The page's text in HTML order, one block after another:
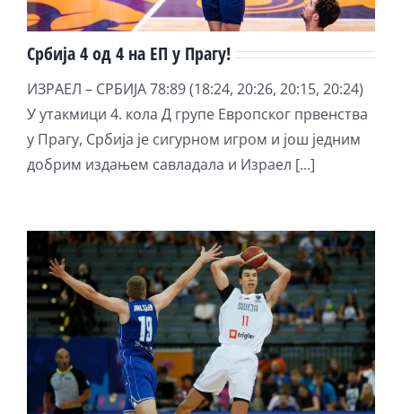
Србија 4 од 4 на ЕП у Прагу!
ИЗРАЕЛ – СРБИЈА 78:89 (18:24, 20:26, 20:15, 20:24)
У утакмици 4. кола Д групе Европског првенства
у Прагу, Србија је сигурном игром и још једним
добрим издањем савладала и Израел [...]